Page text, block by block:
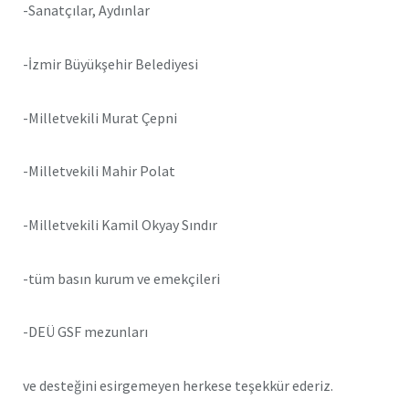
-Sanatçılar, Aydınlar
-İzmir Büyükşehir Belediyesi
-Milletvekili Murat Çepni
-Milletvekili Mahir Polat
-Milletvekili Kamil Okyay Sındır
-tüm basın kurum ve emekçileri
-DEÜ GSF mezunları
ve desteğini esirgemeyen herkese teşekkür ederiz.